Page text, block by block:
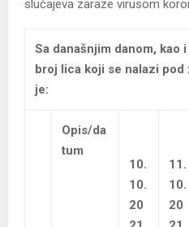
slučajeva zaraze virusom
Sa današnjim danom, kao
broj lica koji se nalazi
je:
Opis/da
tum
10.
10.
20
11.
10.
20